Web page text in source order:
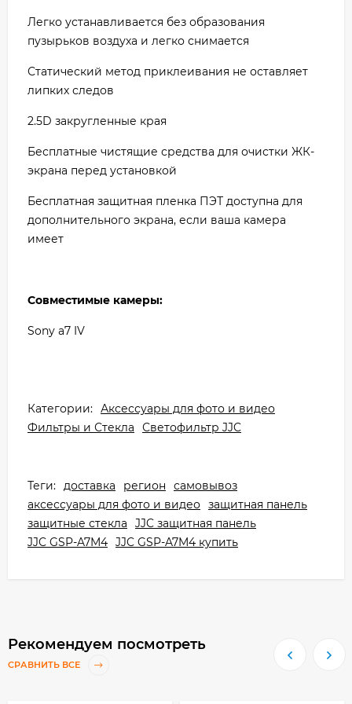
Легко устанавливается без образования
пузырьков воздуха и легко снимается
Статический метод приклеивания не оставляет
липких следов
2.5D закругленные края
Бесплатные чистящие средства для очистки ЖК-
экрана перед установкой
Бесплатная защитная пленка ПЭТ доступна для
дополнительного экрана, если ваша камера
имеет
Совместимые камеры:
Sony а7 IV
Категории: Аксессуары для фото и видео
Фильтры и Стекла
Светофильтр JJC
Теги: доставка регион
самовывоз
аксессуары для фото и видео защитная панель
защитные стекла
JJC защитная панель
JJC GSP-A7M4 JJC GSP-A7M4 купить
Рекомендуем посмотреть
СРАВНИТЬ ВСЕ